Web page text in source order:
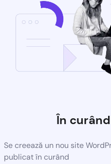
În curând
Se creează un nou site
publicat în curând